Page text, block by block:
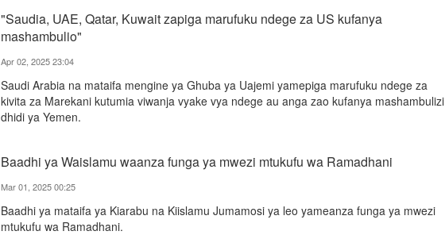
"Saudia, UAE, Qatar, Kuwait zapiga marufuku ndege za US kufanya
mashambulio"
Apr 02, 2025 23:04
Saudi Arabia na mataifa mengine ya Ghuba ya Uajemi yamepiga marufuku ndege za
kivita za Marekani kutumia viwanja vyake vya ndege au anga zao kufanya mashambulizi
dhidi ya Yemen.
Baadhi ya Waislamu waanza funga ya mwezi mtukufu wa Ramadhani
Mar 01, 2025 00:25
Baadhi ya mataifa ya Kiarabu na Kiislamu Jumamosi ya leo yameanza funga ya mwezi
mtukufu wa Ramadhani.